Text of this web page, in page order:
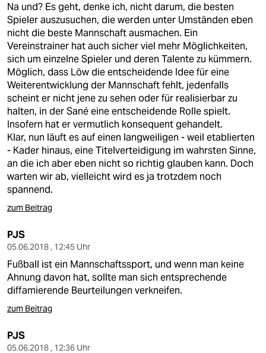
Na und? Es geht, denke ich, nicht darum, die besten
Spieler auszusuchen, die werden unter Umständen eben
nicht die beste Mannschaft ausmachen. Ein
Vereinstrainer hat auch sicher viel mehr Möglichkeiten,
sich um einzelne Spieler und deren Talente zu kümmern.
Möglich, dass Löw die entscheidende Idee für eine
Weiterentwicklung der Mannschaft fehlt, jedenfalls
scheint er nicht jene zu sehen oder für realisierbar zu
halten, in der Sané eine entscheidende Rolle spielt.
Insofern hat er vermutlich konsequent gehandelt.
Klar, nun läuft es auf einen langweiligen - weil etablierten
- Kader hinaus, eine Titelverteidigung im wahrsten Sinne,
an die ich aber eben nicht so richtig glauben kann. Doch
warten wir ab, vielleicht wird es ja trotzdem noch
spannend.
zum Beitrag
PJS
05.06.2018 , 12:45 Uhr
Fußball ist ein Mannschaftssport, und wenn man keine
Ahnung davon hat, sollte man sich entsprechende
diffamierende Beurteilungen verkneifen.
zum Beitrag
PJS
05.06.2018 , 12:36 Uhr